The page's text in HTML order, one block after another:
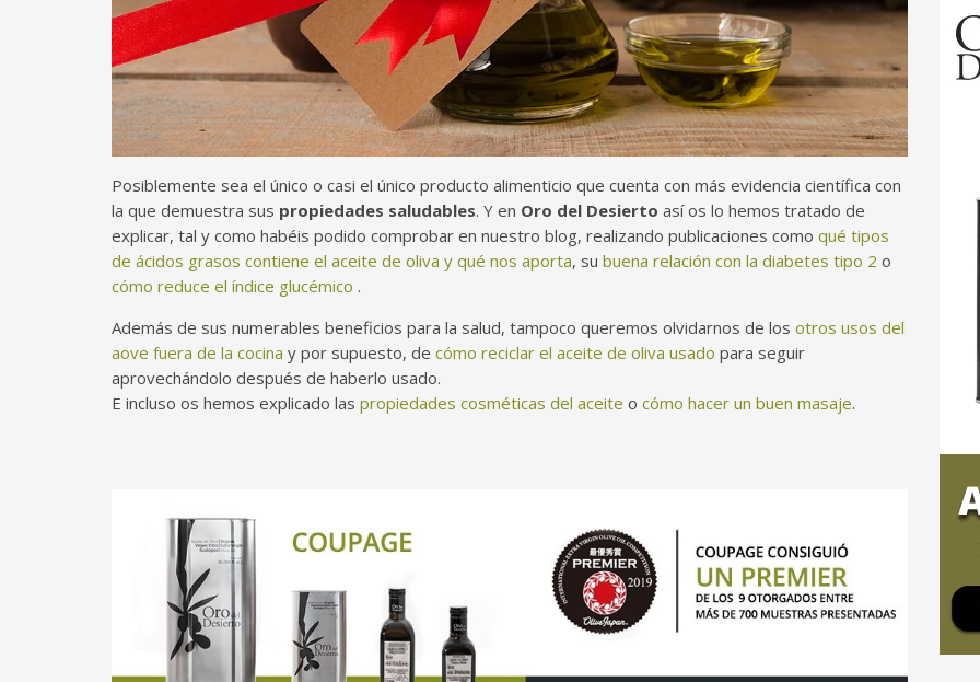
Posiblemente sea el único o casi el único producto alimenticio que cuenta con más evidencia científica con
la que demuestra sus propiedades saludables. Y en Oro del Desierto así os lo hemos tratado de
explicar, tal y como habéis podido comprobar en nuestro blog, realizando publicaciones como qué tipos
de ácidos grasos contiene el aceite de oliva y qué nos aporta, su buena relación con la diabetes tipo 2 o
cómo reduce el índice glucémico .
Además de sus numerables beneficios para la salud, tampoco queremos olvidarnos de los otros usos del
aove fuera de la cocina y por supuesto, de cómo reciclar el aceite de oliva usado para seguir
aprovechándolo después de haberlo usado.
E incluso os hemos explicado las propiedades cosméticas del aceite o cómo hacer un buen masaje.